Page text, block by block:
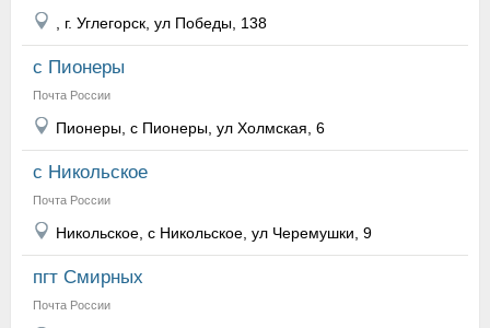
, г. Углегорск, ул Победы, 138
с Пионеры
Почта России
Пионеры, с Пионеры, ул Холмская, 6
с Никольское
Почта России
Никольское, с Никольское, ул Черемушки, 9
пгт Смирных
Почта России